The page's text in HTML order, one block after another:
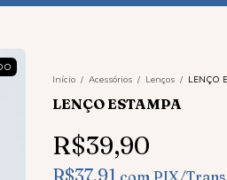
Início / Acessórios / Lenços / LENÇO
LENÇO ESTAMPA
R$39,90
R$37,91 com PIX/